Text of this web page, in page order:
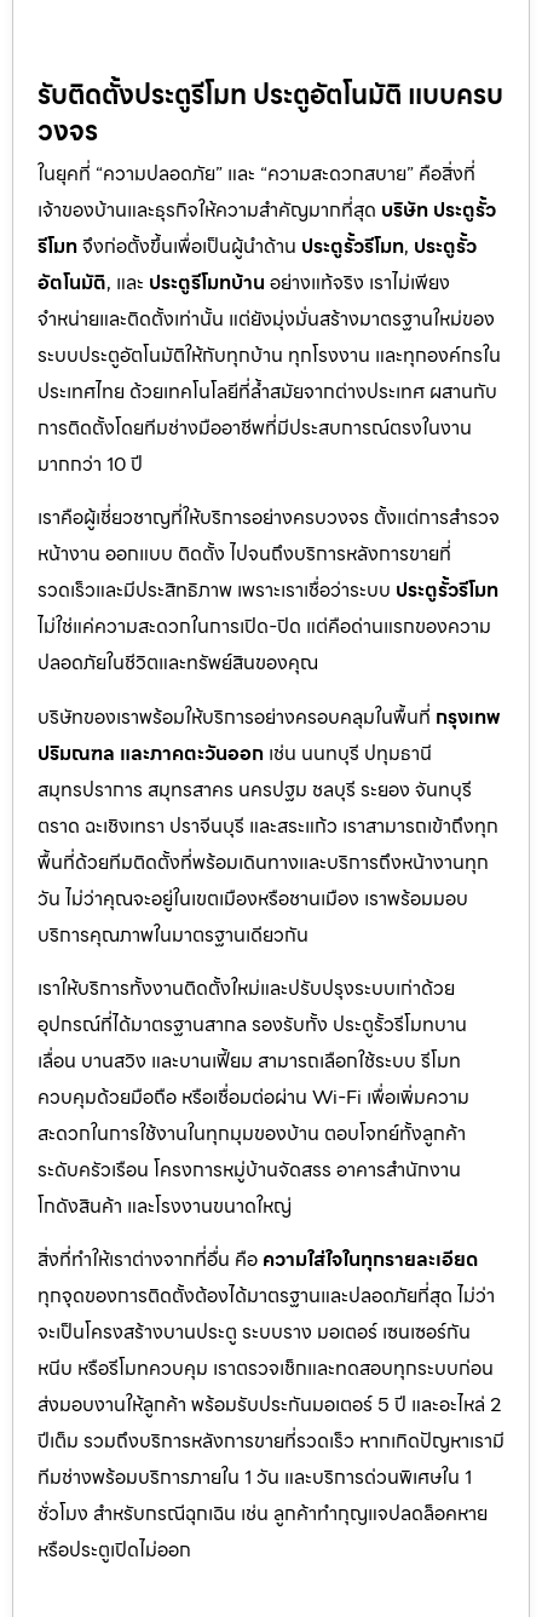
รับติดตั้งประตูรีโมท ประตูอัตโนมัติ แบบครบ
วงจร
ในยุคที่ “ความปลอดภัย” และ “ความสะดวกสบาย” คือสิ่งที่
เจ้าของบ้านและธุรกิจให้ความสำคัญมากที่สุด บริษัท ประตูรั้ว
รีโมทจึงก่อตั้งขึ้นเพื่อเป็นผู้นำด้าน ประตูรั้วรีโมท, ประตูรั้ว
อัตโนมัติ, และ ประตูรีโมทบ้าน อย่างแท้จริง เราไม่เพียง
จำหน่ายและติดตั้งเท่านั้น แต่ยังมุ่งมั่นสร้างมาตรฐานใหม่ของ
ระบบประตูอัตโนมัติให้กับทุกบ้าน ทุกโรงงาน และทุกองค์กรใน
ประเทศไทย ด้วยเทคโนโลยีที่ล้ำสมัยจากต่างประเทศ ผสานกับ
การติดตั้งโดยทีมช่างมืออาชีพที่มีประสบการณ์ตรงในงาน
มากกว่า 10 ปี
เราคือผู้เชี่ยวชาญที่ให้บริการอย่างครบวงจร ตั้งแต่การสำรวจ
หน้างาน ออกแบบ ติดตั้ง ไปจนถึงบริการหลังการขายที่
รวดเร็วและมีประสิทธิภาพ เพราะเราเชื่อว่าระบบ ประตูรั้วรีโมท
ไม่ใช่แค่ความสะดวกในการเปิด-ปิด แต่คือด่านแรกของความ
ปลอดภัยในชีวิตและทรัพย์สินของคุณ
บริษัทของเราพร้อมให้บริการอย่างครอบคลุมในพื้นที่ กรุงเทพ
ปริมณฑล และภาคตะวันออก เช่น นนทบุรี ปทุมธานี
สมุทรปราการ สมุทรสาคร นครปฐม ชลบุรี ระยอง จันทบุรี
ตราด ฉะเชิงเทรา ปราจีนบุรี และสระแก้ว เราสามารถเข้าถึงทุก
พื้นที่ด้วยทีมติดตั้งที่พร้อมเดินทางและบริการถึงหน้างานทุก
วัน ไม่ว่าคุณจะอยู่ในเขตเมืองหรือชานเมือง เราพร้อมมอบ
บริการคุณภาพในมาตรฐานเดียวกัน
เราให้บริการทั้งงานติดตั้งใหม่และปรับปรุงระบบเก่าด้วย
อุปกรณ์ที่ได้มาตรฐานสากล รองรับทั้ง ประตูรั้วรีโมทบาน
เลื่อน บานสวิง และบานเฟี้ยม สามารถเลือกใช้ระบบ รีโมท
ควบคุมด้วยมือถือ หรือเชื่อมต่อผ่าน Wi-Fi เพื่อเพิ่มความ
สะดวกในการใช้งานในทุกมุมของบ้าน ตอบโจทย์ทั้งลูกค้า
ระดับครัวเรือน โครงการหมู่บ้านจัดสรร อาคารสำนักงาน
โกดังสินค้า และโรงงานขนาดใหญ่
สิ่งที่ทำให้เราต่างจากที่อื่น คือ ความใส่ใจในทุกรายละเอียด
ทุกจุดของการติดตั้งต้องได้มาตรฐานและปลอดภัยที่สุด ไม่ว่า
จะเป็นโครงสร้างบานประตู ระบบราง มอเตอร์ เซนเซอร์กัน
หนีบ หรือรีโมทควบคุม เราตรวจเช็กและทดสอบทุกระบบก่อน
ส่งมอบงานให้ลูกค้า พร้อมรับประกันมอเตอร์ 5 ปี และอะไหล่ 2
ปีเต็ม รวมถึงบริการหลังการขายที่รวดเร็ว หากเกิดปัญหาเรามี
ทีมช่างพร้อมบริการภายใน 1 วัน และบริการด่วนพิเศษใน 1
ชั่วโมง สำหรับกรณีฉุกเฉิน เช่น ลูกค้าทำกุญแจปลดล็อคหาย
หรือประตูเปิดไม่ออก